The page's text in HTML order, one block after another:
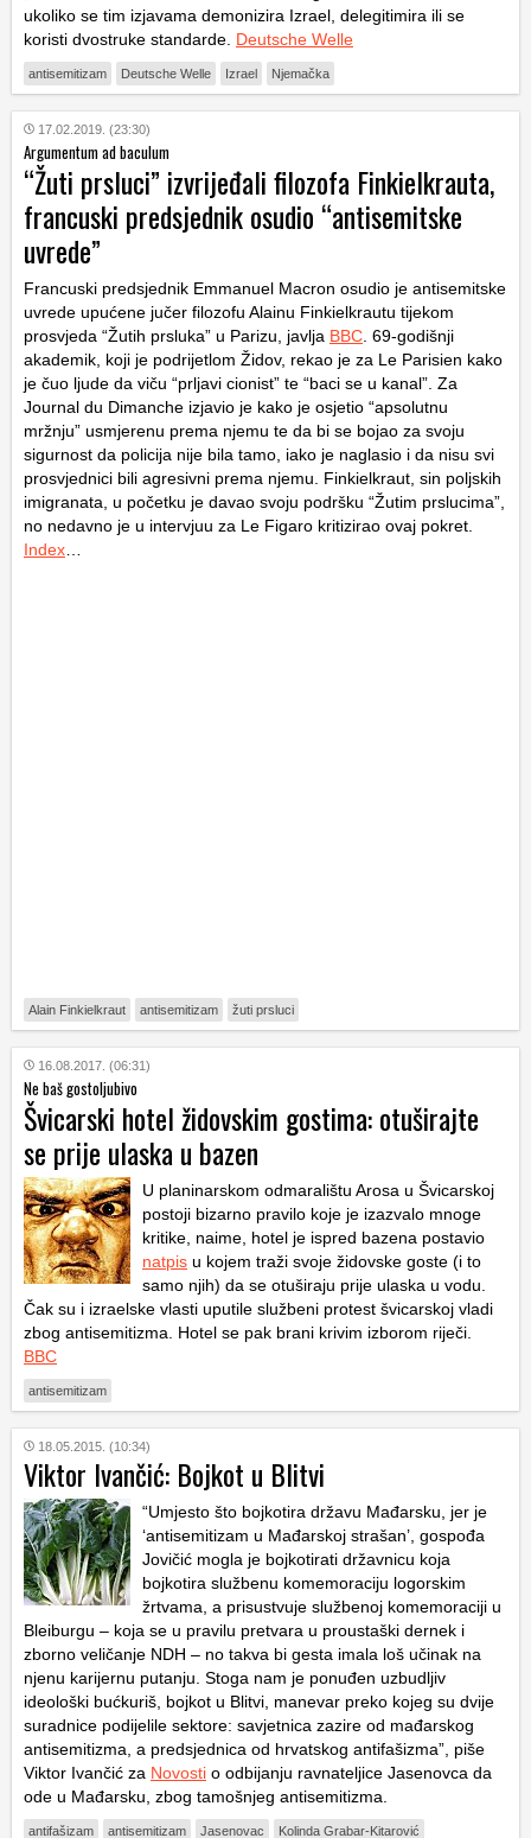
ukoliko se tim izjavama demonizira Izrael, delegitimira ili se
koristi dvostruke standarde. Deutsche Welle
antisemitizam Deutsche Welle Izrael Njemačka
17.02.2019. (23:30)
Argumentum ad baculum
“Žuti prsluci” izvrijeđali filozofa Finkielkrauta,
francuski predsjednik osudio “antisemitske
uvrede”
Francuski predsjednik Emmanuel Macron osudio je antisemitske
uvrede upućene jučer filozofu Alainu Finkielkrautu tijekom
prosvjeda “Žutih prsluka” u Parizu, javlja BBC . 69-godišnji
akademik, koji je podrijetlom Židov, rekao je za Le Parisien kako
je čuo ljude da viču “prljavi cionist” te “baci se u kanal”. Za
Journal du Dimanche izjavio je kako je osjetio “apsolutnu
mržnju” usmjerenu prema njemu te da bi se bojao za svoju
sigurnost da policija nije bila tamo, iako je naglasio i da nisu svi
prosvjednici bili agresivni prema njemu. Finkielkraut, sin poljskih
imigranata, u početku je davao svoju podršku “Žutim prslucima”,
no nedavno je u intervjuu za Le Figaro kritizirao ovaj pokret.
Index
Alain Finkielkraut antisemitizam žuti prsluci
16.08.2017. (06:31)
Ne baš gostoljubivo
Švicarski hotel židovskim gostima: otuširajte
se prije ulaska u bazen
U planinarskom odmaralištu Arosa u Švicarskoj
postoji bizarno pravilo koje je izazvalo mnoge
kritike, naime, hotel je ispred bazena postavio
natpis u kojem traži svoje židovske goste (i to
samo njih) da se otuširaju prije ulaska u vodu.
Čak su i izraelske vlasti uputile službeni protest švicarskoj vladi
zbog antisemitizma. Hotel se pak brani krivim izborom riječi.
BBC
antisemitizam
18.05.2015. (10:34)
Viktor Ivančić: Bojkot u Blitvi
“Umjesto što bojkotira državu Mađarsku, jer je
‘antisemitizam u Mađarskoj strašan’, gospođa
Jovičić mogla je bojkotirati državnicu koja
bojkotira službenu komemoraciju logorskim
žrtvama, a prisustvuje službenoj komemoraciji u
Bleiburgu – koja se u pravilu pretvara u proustaški dernek i
zborno veličanje NDH – no takva bi gesta imala loš učinak na
njenu karijernu putanju. Stoga nam je ponuđen uzbudljiv
ideološki bućkuriš, bojkot u Blitvi, manevar preko kojeg su dvije
suradnice podijelile sektore: savjetnica zazire od mađarskog
antisemitizma, a predsjednica od hrvatskog antifašizma”, piše
Viktor Ivančić za Novosti o odbijanju ravnateljice Jasenovca da
ode u Mađarsku, zbog tamošnjeg antisemitizma.
antifašizam antisemitizam Jasenovac Kolinda Grabar-Kitarović